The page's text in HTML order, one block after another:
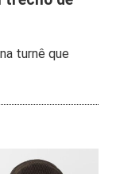
turnê que